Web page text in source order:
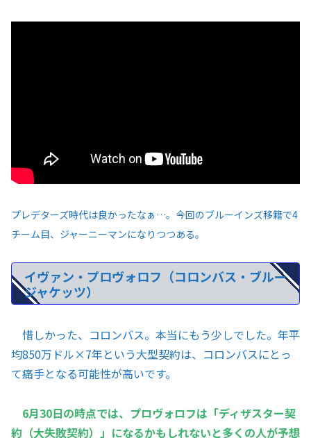
プレデターズ時代は良かったなぁ…。今回のブルーインズ移籍で4
チーム目、ジャーニーマンになりつつある。
イヴァン・プロヴォロフ（コロンバス・ブルー
ジャケッツ）
惜しかった、コロンバス。本当にもう少しでした。年平
均850万ドル×7年という大型契約は、コロンバスにとっ
て痛手となる可能性が高いです。
6月30日の時点では、プロヴォロフは「ディザスター契
約（大失敗契約）」になるかもしれないと多くの人が予想